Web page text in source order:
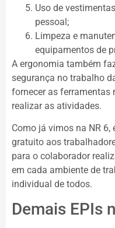
Uso de
pessoal;
Limpeza e
equipamentos de
A ergonomia também
segurança no trabalho
fornecer as ferramentas
realizar as atividades.
Como já vimos na NR
gratuito aos
para o colaborador
em cada ambiente de
individual de todos.
Demais EPIs